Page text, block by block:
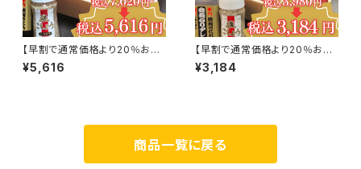
【早割で通常価格より20％お
得！】凱旋門和牛&上塩タンセッ
ト(2～3名様用)
¥5,616
【早割で通常価格より20％お
得！】赤門人気の5種盛セット(3
～4名様用)
¥3,184
商品一覧に戻る